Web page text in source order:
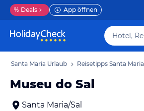
% Deals App öffnen
Santa Maria Urlaub Reisetipps Santa Maria
Museu do Sal
Santa Maria/Sal